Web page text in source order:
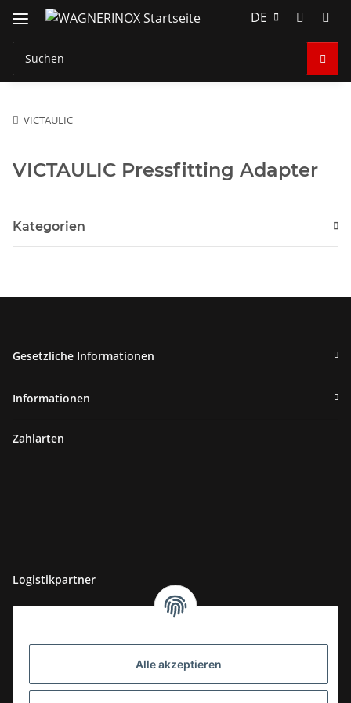
Alle akzeptieren
DE
VICTAULIC
VICTAULIC Pressfitting Adapter
Kategorien
Gesetzliche Informationen
Informationen
Zahlarten
Logistikpartner